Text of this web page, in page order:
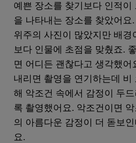
예쁜 장소를 찾기보다 인적
을 나타내는 장소를 찾았어요
위주의 사진이 많았지만 배경
보다 인물에 초점을 맞췄죠.
면 어디든 괜찮다고 생각했
내리면 촬영을 연기하는데 비
해 악조건 속에서 감정이 두
록 촬영했어요. 악조건이면
의 아름다운 감정이 더 돋보
요.